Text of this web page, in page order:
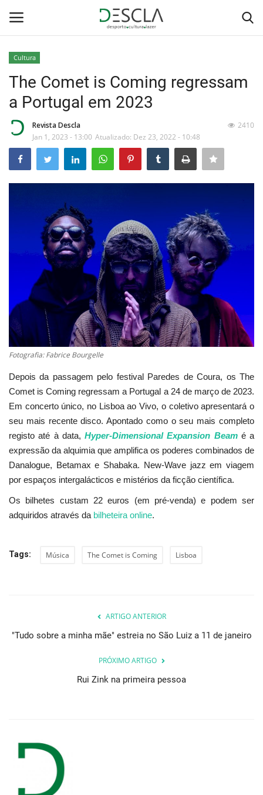
Home
...by Descla
Desporto
Sobre Nós
Educação
Estatuto Editorial
Saúde
Ficha técnica
Cultura
Lazer
Ambiente
Cultura
The Comet is Coming regressam
a Portugal em 2023
Revista Descla
Jan 1, 2023 - 13:00 Atualizado: Dez 23, 2022 - 10:48
2410
Fotografia: Fabrice Bourgelle
Depois da passagem pelo festival Paredes de Coura, os The
Comet is Coming regressam a Portugal a 24 de março de 2023.
Em concerto único, no Lisboa ao Vivo, o coletivo apresentará o
seu mais recente disco. Apontado como o seu mais completo
registo até à data, Hyper-Dimensional Expansion Beamé a
expressão da alquimia que amplifica os poderes combinados de
Danalogue, Betamax e Shabaka. New-Wave jazz em viagem
por espaços intergalácticos e mistérios da ficção científica.
Os bilhetes custam 22 euros (em pré-venda) e podem ser
adquiridos através da bilheteira online.
Tags: Música The Comet is Coming Lisboa
ARTIGO ANTERIOR
"Tudo sobre a minha mãe" estreia no São Luiz a 11 de janeiro
PRÓXIMO ARTIGO
Rui Zink na primeira pessoa